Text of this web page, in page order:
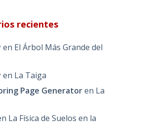
recientes
en El Árbol Más Grande del
en La Taiga
Page Generatoren La
La Física de Suelos en la